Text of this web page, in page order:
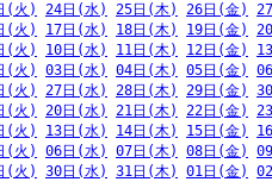
(火) 24日(水) 25日(木) 26日(金)
(火) 17日(水) 18日(木) 19日(金)
(火) 10日(水) 11日(木) 12日(金)
(火) 03日(水) 04日(木) 05日(金)
(火) 27日(水) 28日(木) 29日(金)
(火) 20日(水) 21日(木) 22日(金)
(火) 13日(水) 14日(木) 15日(金)
(火) 06日(水) 07日(木) 08日(金)
(火) 30日(水) 31日(木) 01日(金)